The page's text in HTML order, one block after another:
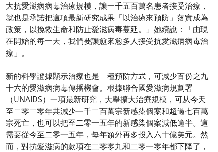
大抗愛滋病病毒治療規模，讓一千五百萬名患者接受治療，
就也是承諾把這項最新研究成果「以治療來預防」落實成為
政策，以挽救生命和防止愛滋病毒蔓延。」她續說：「由現
在開始的每一天，我們要讓愈來愈多人接受抗愛滋病病毒治
療」。
新的科學證據顯示治療也是一種預防方式，可減少百份之九
十六的愛滋病病毒傳播機會。根據聯合國愛滋病規劃署
（UNAIDS）一項最新研究，大舉擴大治療規模，可从今天
至二零二零年共減少一千二百萬宗新感染個案和超過七百萬
宗死亡，也可以把至二零一五年的新感染個案減低逾半。這
需要從今至二零一五年，每年額外再多投入六十億美元。然
而，對抗愛滋病的款項在二零零九和二零一零年都下降了，